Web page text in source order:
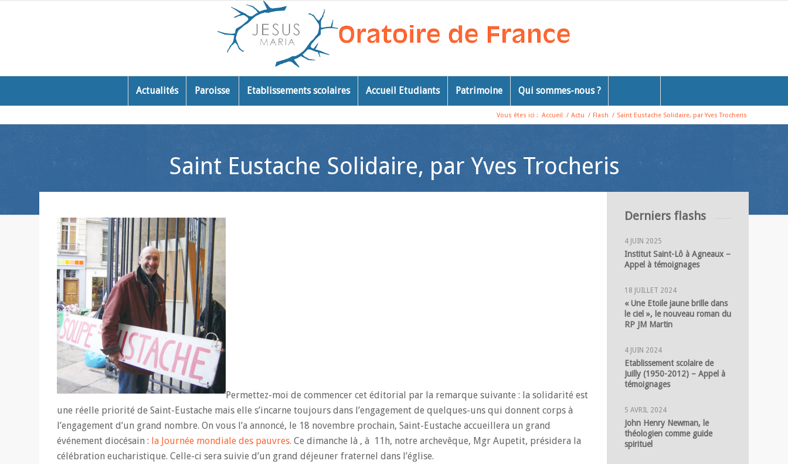
Actualités Paroisse Etablissements scolaires Accueil Etudiants Patrimoine Qui sommes-nous ?
Vous êtes ici : Accueil / Actu / Flash / Saint Eustache Solidaire, par Yves Trocheris
Saint Eustache Solidaire, par Yves Trocheris
Permettez-moi de commencer cet éditorial par la remarque suivante : la solidarité est
une réelle priorité de Saint-Eustache mais elle s’incarne toujours dans l’engagement de quelques-uns qui donnent corps à
l’engagement d’un grand nombre. On vous l’a annoncé, le 18 novembre prochain, Saint-Eustache accueillera un grand
événement diocésain : la Journée mondiale des pauvres. Ce dimanche là , à 11h, notre archevêque, Mgr Aupetit, présidera la
célébration eucharistique. Celle-ci sera suivie d’un grand déjeuner fraternel dans l’église.
Derniers flashs
4 JUIN 2025
Institut Saint-Lô à Agneaux –
Appel à témoignages
18 JUILLET 2024
« Une Etoile jaune brille dans
le ciel », le nouveau roman du
RP JM Martin
4 JUIN 2024
Etablissement scolaire de
Juilly (1950-2012) – Appel à
témoignages
5 AVRIL 2024
John Henry Newman, le
théologien comme guide
spirituel